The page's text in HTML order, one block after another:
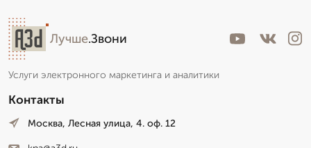
Лучше.Звони
Услуги электронного маркетинга и аналитики
Контакты
Москва, Лесная улица, 4. оф. 12